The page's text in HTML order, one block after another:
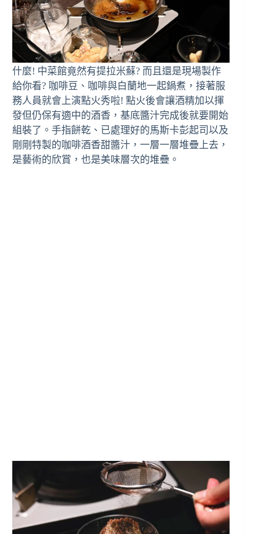
什麼! 中菜館竟然有提拉米蘇? 而且還是現場製作
給你看? 咖啡豆、咖啡與白蘭地一起鍋煮，接著服
務人員就會上演點火秀啦! 點火後會讓酒精加以揮
發但仍保有適中的酒香，基底醬汁完成後就要開始
組裝了。手指餅乾、已處理好的馬斯卡彭起司以及
剛剛特製的咖啡酒香甜醬汁，一層一層堆疊上去，
是藝術的欣賞，也是美味層次的堆疊。